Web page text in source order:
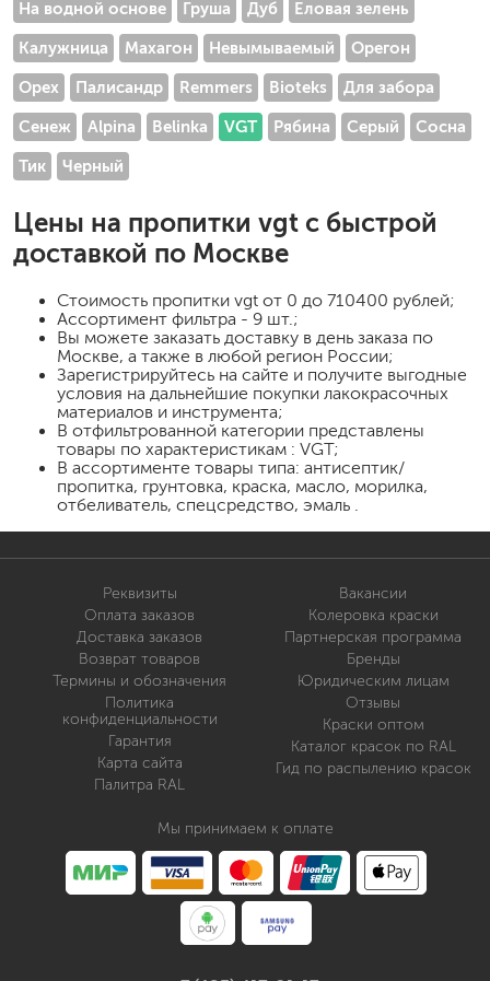
На водной основе Груша Дуб Еловая зелень
Калужница Махагон Невымываемый Орегон
Орех Палисандр Remmers Bioteks Для забора
Сенеж Alpina Belinka VGT Рябина Серый Сосна
Тик Черный
Цены на пропитки vgt с быстрой
доставкой по Москве
Стоимость пропитки vgt от 0 до 710400 рублей;
Ассортимент фильтра - 9 шт.;
Вы можете заказать доставку в день заказа по
Москве, а также в любой регион России;
Зарегистрируйтесь на сайте и получите выгодные
условия на дальнейшие покупки лакокрасочных
материалов и инструмента;
В отфильтрованной категории представлены
товары по характеристикам : VGT;
В ассортименте товары типа: антисептик/
пропитка, грунтовка, краска, масло, морилка,
отбеливатель, спецсредство, эмаль .
Реквизиты
Оплата заказов
Доставка заказов
Возврат товаров
Термины и обозначения
Политика
конфиденциальности
Гарантия
Карта сайта
Палитра RAL
Вакансии
Колеровка краски
Партнерская программа
Бренды
Юридическим лицам
Отзывы
Краски оптом
Каталог красок по RAL
Гид по распылению красок
Мы принимаем к оплате